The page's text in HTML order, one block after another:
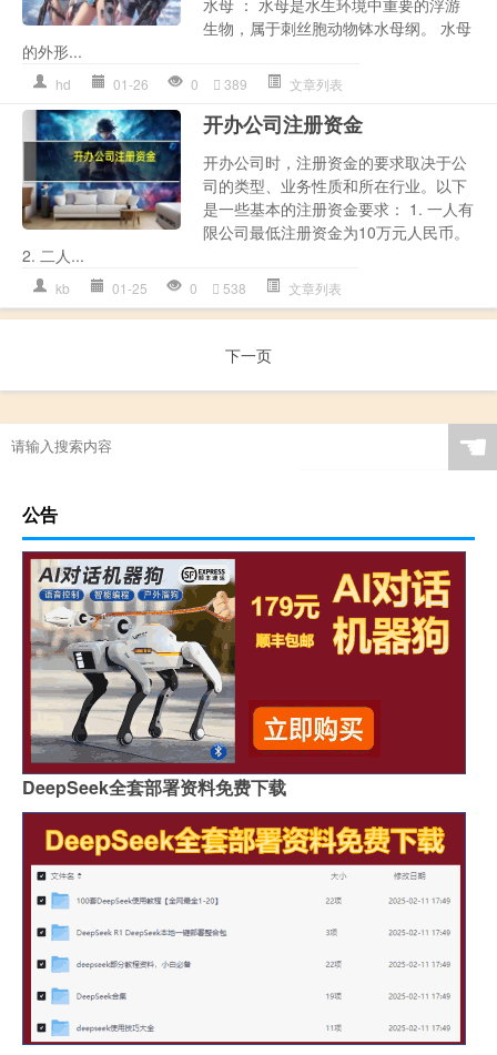
水母 ： 水母是水生环境中重要的浮游
生物，属于刺丝胞动物钵水母纲。 水母
的外形...
hd 01-26 0 389 文章列表
开办公司注册资金
开办公司时，注册资金的要求取决于公
司的类型、业务性质和所在行业。以下
是一些基本的注册资金要求： 1. 一人有
限公司最低注册资金为10万元人民币。
2. 二人...
kb 01-25 0 538 文章列表
下一页
☚
公告
DeepSeek全套部署资料免费下载